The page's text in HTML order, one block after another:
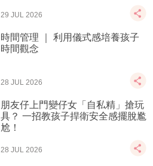
29 JUL 2026
時間管理 ｜ 利用儀式感培養孩子
時間觀念
28 JUL 2026
朋友仔上門變仔女「自私精」搶玩
具？ 一招教孩子捍衛安全感擺脫尷
尬！
28 JUL 2026